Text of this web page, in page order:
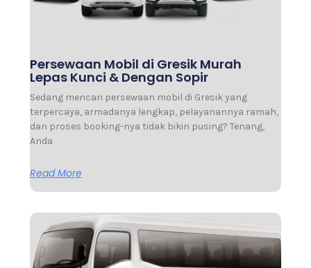
Persewaan Mobil di Gresik Murah
Lepas Kunci & Dengan Sopir
Sedang mencari persewaan mobil di Gresik yang
terpercaya, armadanya lengkap, pelayanannya ramah,
dan proses booking-nya tidak bikin pusing? Tenang,
Anda
Read More